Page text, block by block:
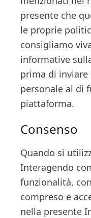
presente che
le proprie
consigliamo
informative
prima di
personale al di
piattaforma.
Consenso
Quando si
Interagendo
funzionalità,
compreso e
nella presente